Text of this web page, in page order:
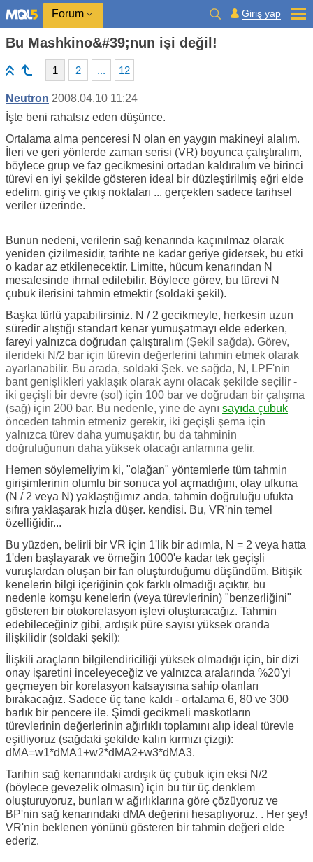
Forum Giriş yap
Bu Mashkino&#39;nun işi değil!
1 2 ... 12
Neutron 2008.04.10 11:24
İşte beni rahatsız eden düşünce.
Ortalama alma penceresi N olan en yaygın makineyi alalım.
İleri ve geri yönlerde zaman serisi (VR) boyunca çalıştıralım,
böylece grup ve faz gecikmesini ortadan kaldıralım ve birinci
türevi en iyi şekilde gösteren ideal bir düzleştirilmiş eğri elde
edelim. giriş ve çıkış noktaları ... gerçekten sadece tarihsel
veriler üzerinde.
Bunun nedeni, verilerin sağ kenarında kaçınılmaz olarak
yeniden çizilmesidir, tarihte ne kadar geriye gidersek, bu etki
o kadar az etkilenecektir. Limitte, hücum kenarından N
mesafesinde ihmal edilebilir. Böylece görev, bu türevi N
çubuk ilerisini tahmin etmektir (soldaki şekil).
Başka türlü yapabilirsiniz. N / 2 gecikmeyle, herkesin uzun
süredir alıştığı standart kenar yumuşatmayı elde ederken,
fareyi yalnızca doğrudan çalıştıralım (Şekil sağda). Görev,
ilerideki N/2 bar için türevin değerlerini tahmin etmek olarak
ayarlanabilir. Bu arada, soldaki Şek. ve sağda, N, LPF'nin
bant genişlikleri yaklaşık olarak aynı olacak şekilde seçilir -
iki geçişli bir devre (sol) için 100 bar ve doğrudan bir çalışma
(sağ) için 200 bar. Bu nedenle, yine de aynı sayıda çubuk
önceden tahmin etmeniz gerekir, iki geçişli şema için
yalnızca türev daha yumuşaktır, bu da tahminin
doğruluğunun daha yüksek olacağı anlamına gelir.
Hemen söylemeliyim ki, "olağan" yöntemlerle tüm tahmin
girişimlerinin olumlu bir sonuca yol açmadığını, olay ufkuna
(N / 2 veya N) yaklaştığımız anda, tahmin doğruluğu ufukta
sıfıra yaklaşarak hızla düşer. kendisi. Bu, VR'nin temel
özelliğidir...
Bu yüzden, belirli bir VR için 1'lik bir adımla, N = 2 veya hatta
1'den başlayarak ve örneğin 1000'e kadar tek geçişli
vuruşlardan oluşan bir fan oluşturduğumu düşündüm. Bitişik
kenelerin bilgi içeriğinin çok farklı olmadığı açıktır, bu
nedenle komşu kenelerin (veya türevlerinin) "benzerliğini"
gösteren bir otokorelasyon işlevi oluşturacağız. Tahmin
edebileceğiniz gibi, ardışık püre sayısı yüksek oranda
ilişkilidir (soldaki şekil):
İlişkili araçların bilgilendiriciliği yüksek olmadığı için, bir dizi
onay işaretini inceleyeceğiz ve yalnızca aralarında %20'yi
geçmeyen bir korelasyon katsayısına sahip olanları
bırakacağız. Sadece üç tane kaldı - ortalama 6, 80 ve 300
barlık bir pencere ile. Şimdi gecikmeli maskotların
türevlerinin değerlerinin ağırlıklı toplamını alıp ideal türevle
eşitliyoruz (sağdaki şekilde kalın kırmızı çizgi):
dMA=w1*dMA1+w2*dMA2+w3*dMA3.
Tarihin sağ kenarındaki ardışık üç çubuk için eksi N/2
(böylece gevezelik olmasın) için bu tür üç denklem
oluşturuyoruz, bunları w ağırlıklarına göre çözüyoruz ve
BP'nin sağ kenarındaki dMA değerini hesaplıyoruz. . Her şey!
VR'nin beklenen yönünü gösteren bir tahmin değeri elde
ederiz.